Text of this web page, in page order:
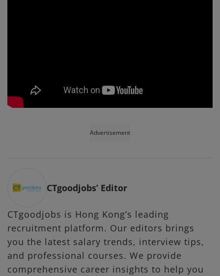
Advertisement
CTgoodjobs’ Editor
CTgoodjobs is Hong Kong’s leading
recruitment platform. Our editors brings
you the latest salary trends, interview tips,
and professional courses. We provide
comprehensive career insights to help you